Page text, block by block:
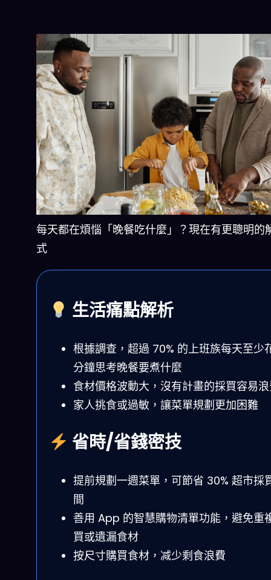
每天都在煩惱「晚餐吃什麼」？現在有更聰明的
式
生活痛點解析
根據調查，超過 70% 的上班族每天至少
分鐘思考晚餐要煮什麼
食材價格波動大，沒有計畫的採買容易
家人挑食或過敏，讓菜單規劃更加困難
省時/省錢密技
提前規劃一週菜單，可節省 30% 超市採
間
善用 App 的智慧購物清單功能，避免重
買或遺漏食材
按尺寸購買食材，减少剩食浪費